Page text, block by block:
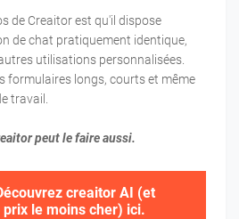
de Creaitor est qu'il dispose
de chat pratiquement identique,
utilisations personnalisées.
formulaires longs, courts et même
travail.
peut le faire aussi.
creaitor AI (et
le moins cher) ici.